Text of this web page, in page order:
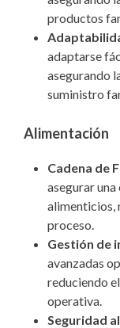
productos
adaptarse
asegurando
suministro
Alimentación
Cadena de
asegurar
alimenticios,
proceso.
Gestión de
avanzadas
reduciendo
operativa.
Seguridad